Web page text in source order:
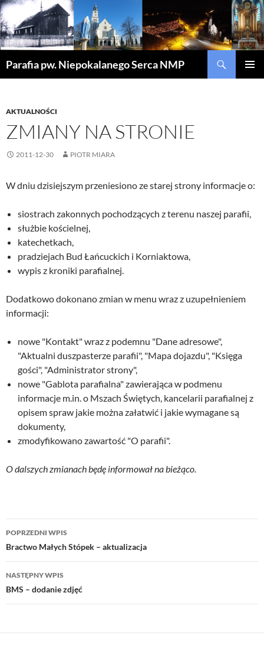
Parafia pw. Niepokalanego Serca NMP
AKTUALNOŚCI
ZMIANY NA STRONIE
2011-12-30 PIOTR MIARA
W dniu dzisiejszym przeniesiono ze starej strony informacje o:
siostrach zakonnych pochodzących z terenu naszej parafii,
służbie kościelnej,
katechetkach,
pradziejach Bud Łańcuckich i Korniaktowa,
wypis z kroniki parafialnej.
Dodatkowo dokonano zmian w menu wraz z uzupełnieniem
informacji:
nowe "Kontakt" wraz z podemnu "Dane adresowe",
"Aktualni duszpasterze parafii", "Mapa dojazdu", "Księga
gości", "Administrator strony",
nowe "Gablota parafialna" zawierająca w podmenu
informacje m.in. o Mszach Świętych, kancelarii parafialnej z
opisem spraw jakie można załatwić i jakie wymagane są
dokumenty,
zmodyfikowano zawartość "O parafii".
O dalszych zmianach będę informował na bieżąco.
Nawigacja
wpisu
POPRZEDNI WPIS
Bractwo Małych Stópek – aktualizacja
NASTĘPNY WPIS
BMS – dodanie zdjęć